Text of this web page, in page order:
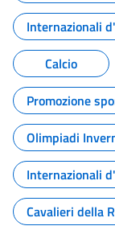
Internazionali
Calcio
Promozione
Olimpiadi
Internazionali
Cavalieri della